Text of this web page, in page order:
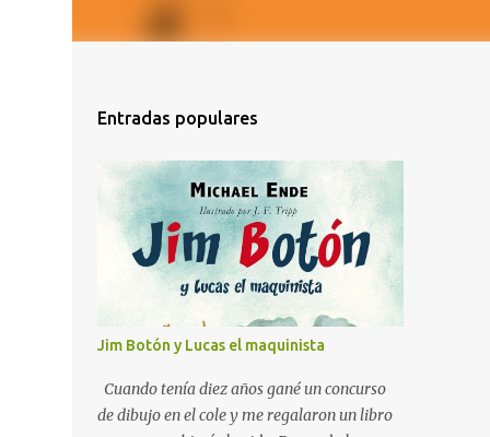
Entradas populares
Jim Botón y Lucas el maquinista
Cuando tenía diez años gané un concurso
de dibujo en el cole y me regalaron un libro